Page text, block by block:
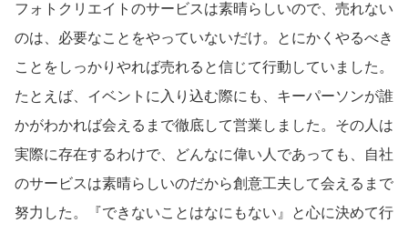
フォトクリエイトのサービスは素晴らしいので、売れない
のは、必要なことをやっていないだけ。とにかくやるべき
ことをしっかりやれば売れると信じて行動していました。
たとえば、イベントに入り込む際にも、キーパーソンが誰
かがわかれば会えるまで徹底して営業しました。その人は
実際に存在するわけで、どんなに偉い人であっても、自社
のサービスは素晴らしいのだから創意工夫して会えるまで
努力した。『できないことはなにもない』と心に決めて行